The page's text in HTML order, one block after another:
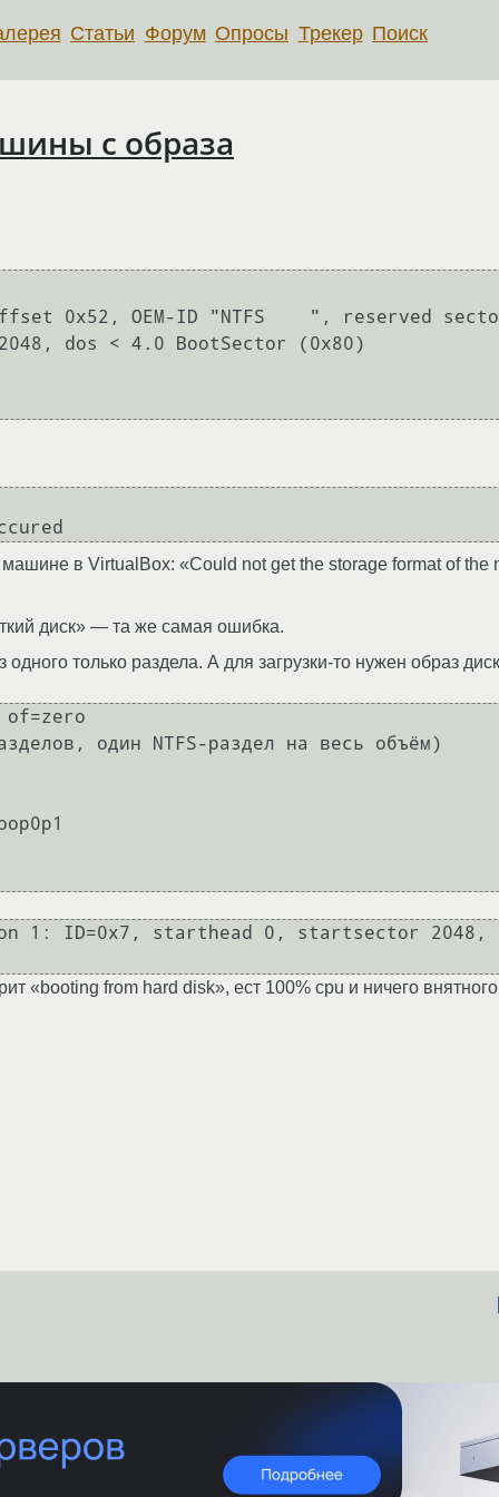
Статьи Форум Опросы Трекер Поиск
с образа
0x52, OEM-ID "NTFS    ", reserved
dos < 4.0 BootSector (0x80)
машине в VirtualBox: «Could not get the storage format of
диск» — та же самая ошибка.
только раздела. А для загрузки-то нужен образ
of=zero
один NTFS-раздел на весь объём)
1: ID=0x7, starthead 0, startsector 2048,
«booting from hard disk», ест 100% cpu и ничего